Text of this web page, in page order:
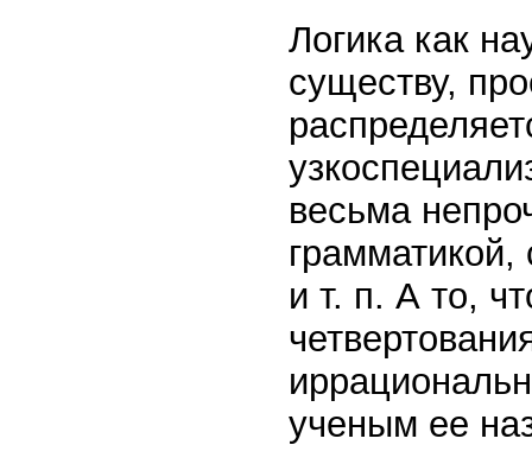
Логика как
существу,
весьма
грамматикой,
и т. п. А то,
ученым ее